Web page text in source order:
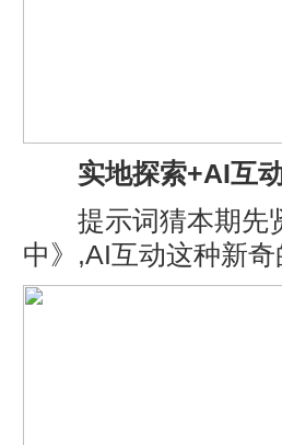
实地探索+AI互
提示词猜本期先
中》,AI互动这种新